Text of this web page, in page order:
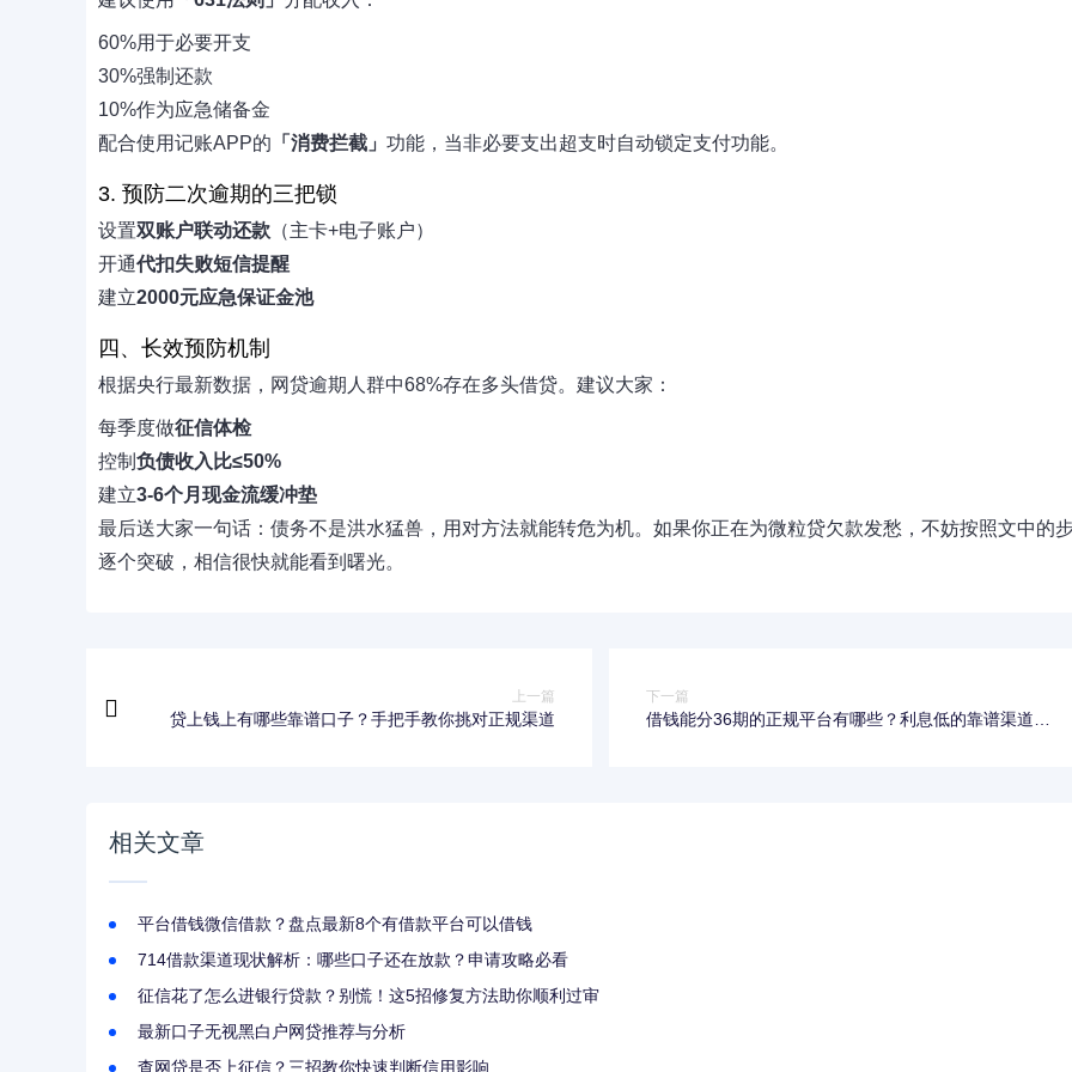
60%用于必要开支
30%强制还款
10%作为应急储备金
配合使用记账APP的 「消费拦截」 功能，当非必要支出超支时自动锁定支付功能。
3. 预防二次逾期的三把锁
设置双账户联动还款 （主卡+电子账户）
开通代扣失败短信提醒
建立2000元应急保证金池
四、长效预防机制
根据央行最新数据，网贷逾期人群中68%存在多头借贷。建议大家：
每季度做征信体检
控制 负债收入比≤50%
建立3-6个月现金流缓冲垫
最后送大家一句话：债务不是洪水猛兽，用对方法就能转危为机。如果你正在为微粒贷欠款发愁，不妨按照文中的
逐个突破，相信很快就能看到曙光。
上一篇
贷上钱上有哪些靠谱口子？手把手教你挑对正规渠道
下一篇
借钱能分36期的正规平台有哪些？利息低的靠谱渠道盘
相关文章
平台借钱微信借款？盘点最新8个有借款平台可以借钱
714借款渠道现状解析：哪些口子还在放款？申请攻略必看
征信花了怎么进银行贷款？别慌！这5招修复方法助你顺利过审
最新口子无视黑白户网贷推荐与分析
查网贷是否上征信？三招教你快速判断信用影响